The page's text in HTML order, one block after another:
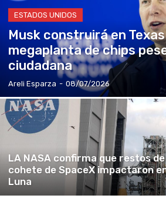
ESTADOS UNIDOS
Musk construirá en
megaplanta de chips
ciudadana
Areli Esparza - 08/07/2026
LA NASA confirma que restos de
cohete de SpaceX impactaron
Luna